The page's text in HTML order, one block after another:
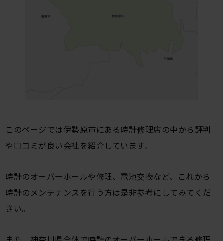
このページでは伊勢原市にある時計修理店の中から評判
や口コミが良い会社を紹介しています。
時計のオーバーホールや修理、電池交換など、これから
時計のメンテナンスを行う方は是非参考にしてみてくだ
さい。